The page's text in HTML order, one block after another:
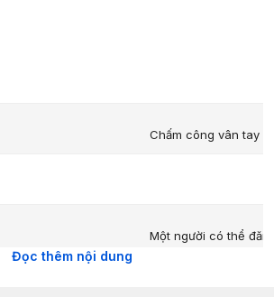
Chấm công vân tay
Một người có thể
Đọc thêm nội dung